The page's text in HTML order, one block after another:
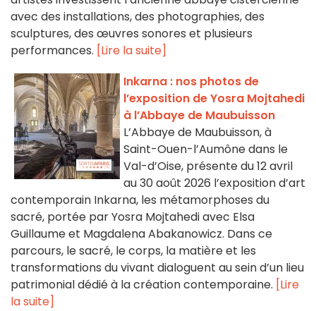
avec des installations, des photographies, des
sculptures, des œuvres sonores et plusieurs
performances. [Lire la suite]
Inkarna : nos photos de
l’exposition de Yosra Mojtahedi
à l’Abbaye de Maubuisson
L’Abbaye de Maubuisson, à
Saint-Ouen-l’Aumône dans le
Val-d’Oise, présente du 12 avril
au 30 août 2026 l’exposition d’art
contemporain Inkarna, les métamorphoses du
sacré, portée par Yosra Mojtahedi avec Elsa
Guillaume et Magdalena Abakanowicz. Dans ce
parcours, le sacré, le corps, la matière et les
transformations du vivant dialoguent au sein d’un lieu
patrimonial dédié à la création contemporaine. [Lire
la suite]